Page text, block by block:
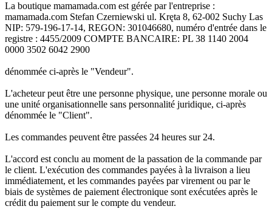
La boutique mamamada.com est gérée par l'entreprise :
mamamada.com Stefan Czerniewski ul. Kręta 8, 62-002 Suchy Las
NIP: 579-196-17-14, REGON: 301046680, numéro d'entrée dans le
registre : 4455/2009 COMPTE BANCAIRE: PL 38 1140 2004
0000 3502 6042 2900
dénommée ci-après le "Vendeur".
L'acheteur peut être une personne physique, une personne morale ou
une unité organisationnelle sans personnalité juridique, ci-après
dénommée le "Client".
Les commandes peuvent être passées 24 heures sur 24.
L'accord est conclu au moment de la passation de la commande par
le client. L'exécution des commandes payées à la livraison a lieu
immédiatement, et les commandes payées par virement ou par le
biais de systèmes de paiement électronique sont exécutées après le
crédit du paiement sur le compte du vendeur.